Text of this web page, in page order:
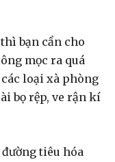
thì bạn cần cho
mọc ra quá
loại xà phòng
bọ rệp, ve rận kí
tiêu hóa